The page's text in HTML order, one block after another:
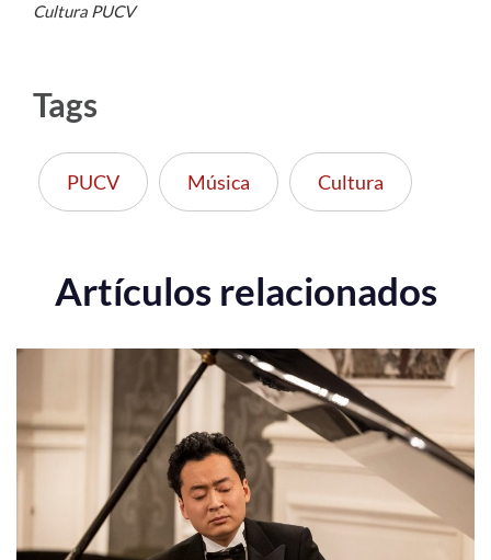
Cultura PUCV
Tags
PUCV Música Cultura
Artículos relacionados